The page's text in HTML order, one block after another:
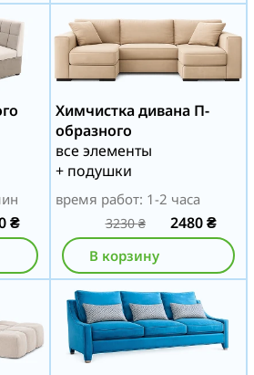
₴
Химчистка дивана П-
образного
все элементы
+ подушки
время работ: 1-2 часа
3230₴ 2480₴
В корзину